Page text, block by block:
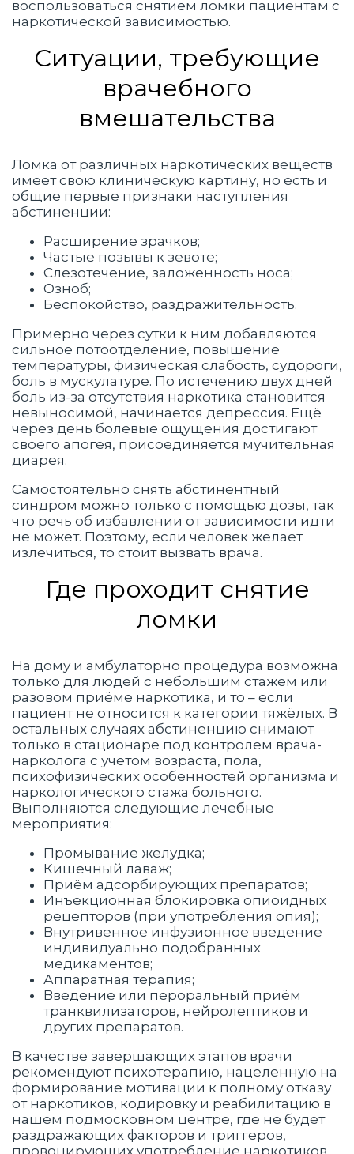
воспользоваться снятием ломки пациентам с
наркотической зависимостью.
Ситуации, требующие
врачебного
вмешательства
Ломка от различных наркотических веществ
имеет свою клиническую картину, но есть и
общие первые признаки наступления
абстиненции:
Расширение зрачков;
Частые позывы к зевоте;
Слезотечение, заложенность носа;
Озноб;
Беспокойство, раздражительность.
Примерно через сутки к ним добавляются
сильное потоотделение, повышение
температуры, физическая слабость, судороги,
боль в мускулатуре. По истечению двух дней
боль из-за отсутствия наркотика становится
невыносимой, начинается депрессия. Ещё
через день болевые ощущения достигают
своего апогея, присоединяется мучительная
диарея.
Самостоятельно снять абстинентный
синдром можно только с помощью дозы, так
что речь об избавлении от зависимости идти
не может. Поэтому, если человек желает
излечиться, то стоит вызвать врача.
Где проходит снятие
ломки
На дому и амбулаторно процедура возможна
только для людей с небольшим стажем или
разовом приёме наркотика, и то – если
пациент не относится к категории тяжёлых. В
остальных случаях абстиненцию снимают
только в стационаре под контролем врача-
нарколога с учётом возраста, пола,
психофизических особенностей организма и
наркологического стажа больного.
Выполняются следующие лечебные
мероприятия:
Промывание желудка;
Кишечный лаваж;
Приём адсорбирующих препаратов;
Инъекционная блокировка опиоидных
рецепторов (при употребления опия);
Внутривенное инфузионное введение
индивидуально подобранных
медикаментов;
Аппаратная терапия;
Введение или пероральный приём
транквилизаторов, нейролептиков и
других препаратов.
В качестве завершающих этапов врачи
рекомендуют психотерапию, нацеленную на
формирование мотивации к полному отказу
от наркотиков, кодировку и реабилитацию в
нашем подмосковном центре, где не будет
раздражающих факторов и триггеров,
провоцирующих употребление наркотиков.